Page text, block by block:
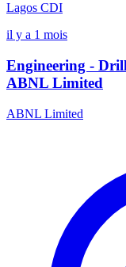
Lagos CDI
il y a 1 mois
Engineering -
ABNL Limited
ABNL Limited